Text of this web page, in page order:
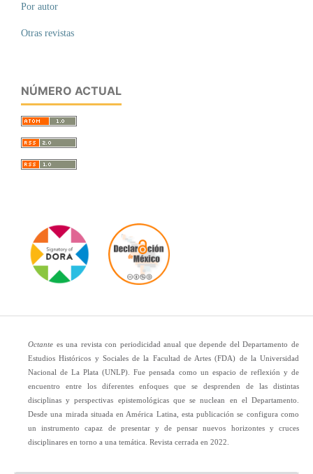
Por autor
Otras revistas
NÚMERO ACTUAL
Octante es una revista con periodicidad anual que depende del Departamento de
Estudios Históricos y Sociales de la Facultad de Artes (FDA) de la Universidad
Nacional de La Plata (UNLP). Fue pensada como un espacio de reflexión y de
encuentro entre los diferentes enfoques que se desprenden de las distintas
disciplinas y perspectivas epistemológicas que se nuclean en el Departamento.
Desde una mirada situada en América Latina, esta publicación se configura como
un instrumento capaz de presentar y de pensar nuevos horizontes y cruces
disciplinares en torno a una temática. Revista cerrada en 2022.